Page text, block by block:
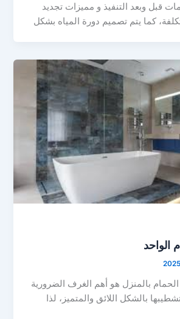
قبل وبعد التنفيذ و مميزات تجديد
كما يتم تصميم دورة المياه بشكل
الواحد
بالمنزل هو أهم الغرف الضرورية
بالشكل اللائق والمتميز، لذا